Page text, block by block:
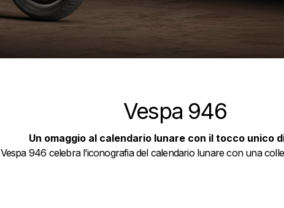
Vespa 946
Un omaggio al calendario lunare con il tocco unico
Vespa 946 celebra l’iconografia del calendario lunare con una